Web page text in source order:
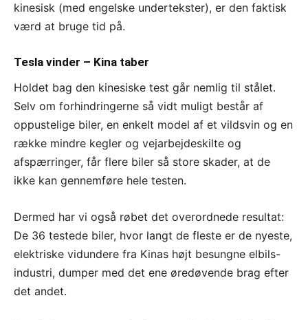
kinesisk (med engelske undertekster), er den faktisk
værd at bruge tid på.
Tesla vinder – Kina taber
Holdet bag den kinesiske test går nemlig til stålet.
Selv om forhindringerne så vidt muligt består af
oppustelige biler, en enkelt model af et vildsvin og en
række mindre kegler og vejarbejdeskilte og
afspærringer, får flere biler så store skader, at de
ikke kan gennemføre hele testen.
Dermed har vi også røbet det overordnede resultat:
De 36 testede biler, hvor langt de fleste er de nyeste,
elektriske vidundere fra Kinas højt besungne elbils-
industri, dumper med det ene øredøvende brag efter
det andet.